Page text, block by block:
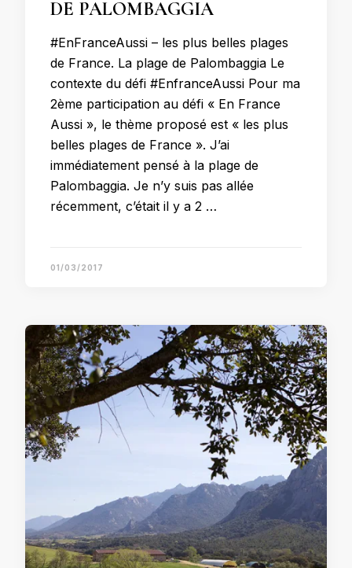
DE PALOMBAGGIA
#EnFranceAussi – les plus belles plages
de France. La plage de Palombaggia Le
contexte du défi #EnfranceAussi Pour ma
2ème participation au défi « En France
Aussi », le thème proposé est « les plus
belles plages de France ». J’ai
immédiatement pensé à la plage de
Palombaggia. Je n’y suis pas allée
récemment, c’était il y a 2 …
01/03/2017